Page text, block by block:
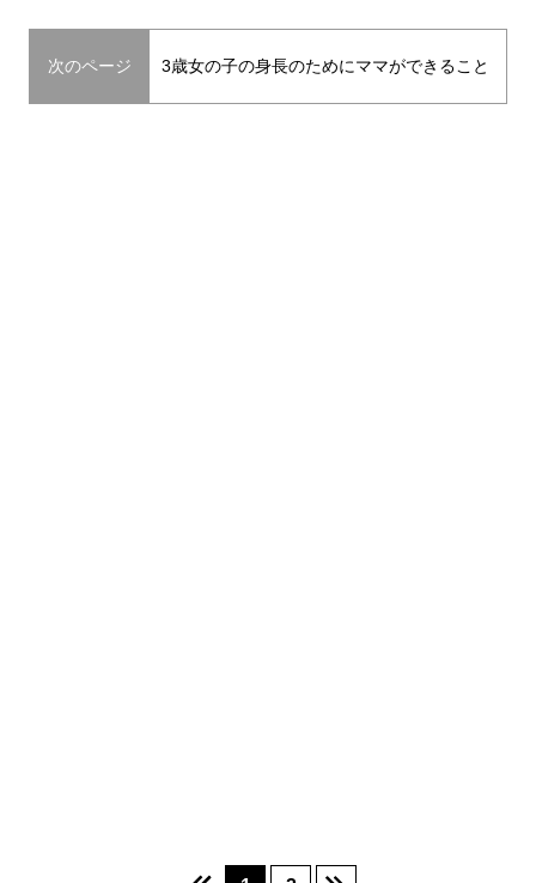
次のページ 3歳女の子の身長のためにママができること